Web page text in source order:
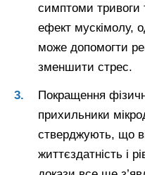
симптоми тривоги
ефект мускімолу,
може допомогти
зменшити стрес.
Покращення
прихильники
стверджують, що
життєздатність і